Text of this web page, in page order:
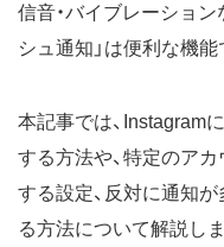
信音・バイブレーショ
シュ通知」は便利な機能
本記事では、Instagram
する方法や、特定のア
する設定、反対に通知
る方法について解説し